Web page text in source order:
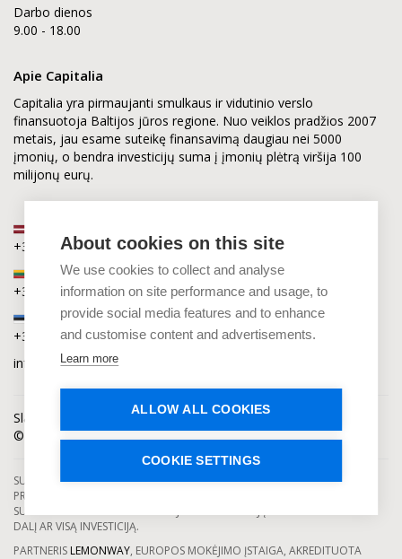
About cookies on this site
We use cookies to collect and analyse
information on site performance and usage, to
provide social media features and to enhance
and customise content and advertisements.
Learn more
ALLOW ALL COOKIES
COOKIE SETTINGS
Darbo dienos
9.00 - 18.00
Apie Capitalia
Capitalia yra pirmaujanti smulkaus ir vidutinio verslo
finansuotoja Baltijos jūros regione. Nuo veiklos pradžios 2007
metais, jau esame suteikę finansavimą daugiau nei 5000
įmonių, o bendra investicijų suma į įmonių plėtrą viršija 100
milijonų eurų.
+371 2880 0880
Lietuva
+370 6168 0880
Estija
+372 5864 0880
info@capitalia.com
Slapukų privatumas Naujienos Kontaktai
© Capitalia 2009-2026. Teisės saugomos.
SUTELKTINIO FINANSAVIMO PASLAUGAS TEIKIA SE CAPITALIA, KURI YRA
PRIŽIŪRIMA IR LICENCIJUOTA LATVIJOS BANKO. INVESTAVIMAS Į
SUTELKTINIO FINANSAVIMO PROJEKTUS YRA SUSIJĘS SU RIZIKA PRARASTI
DALĮ AR VISĄ INVESTICIJĄ.
PARTNERIS LEMONWAY, EUROPOS MOKĖJIMO ĮSTAIGA, AKREDITUOTA